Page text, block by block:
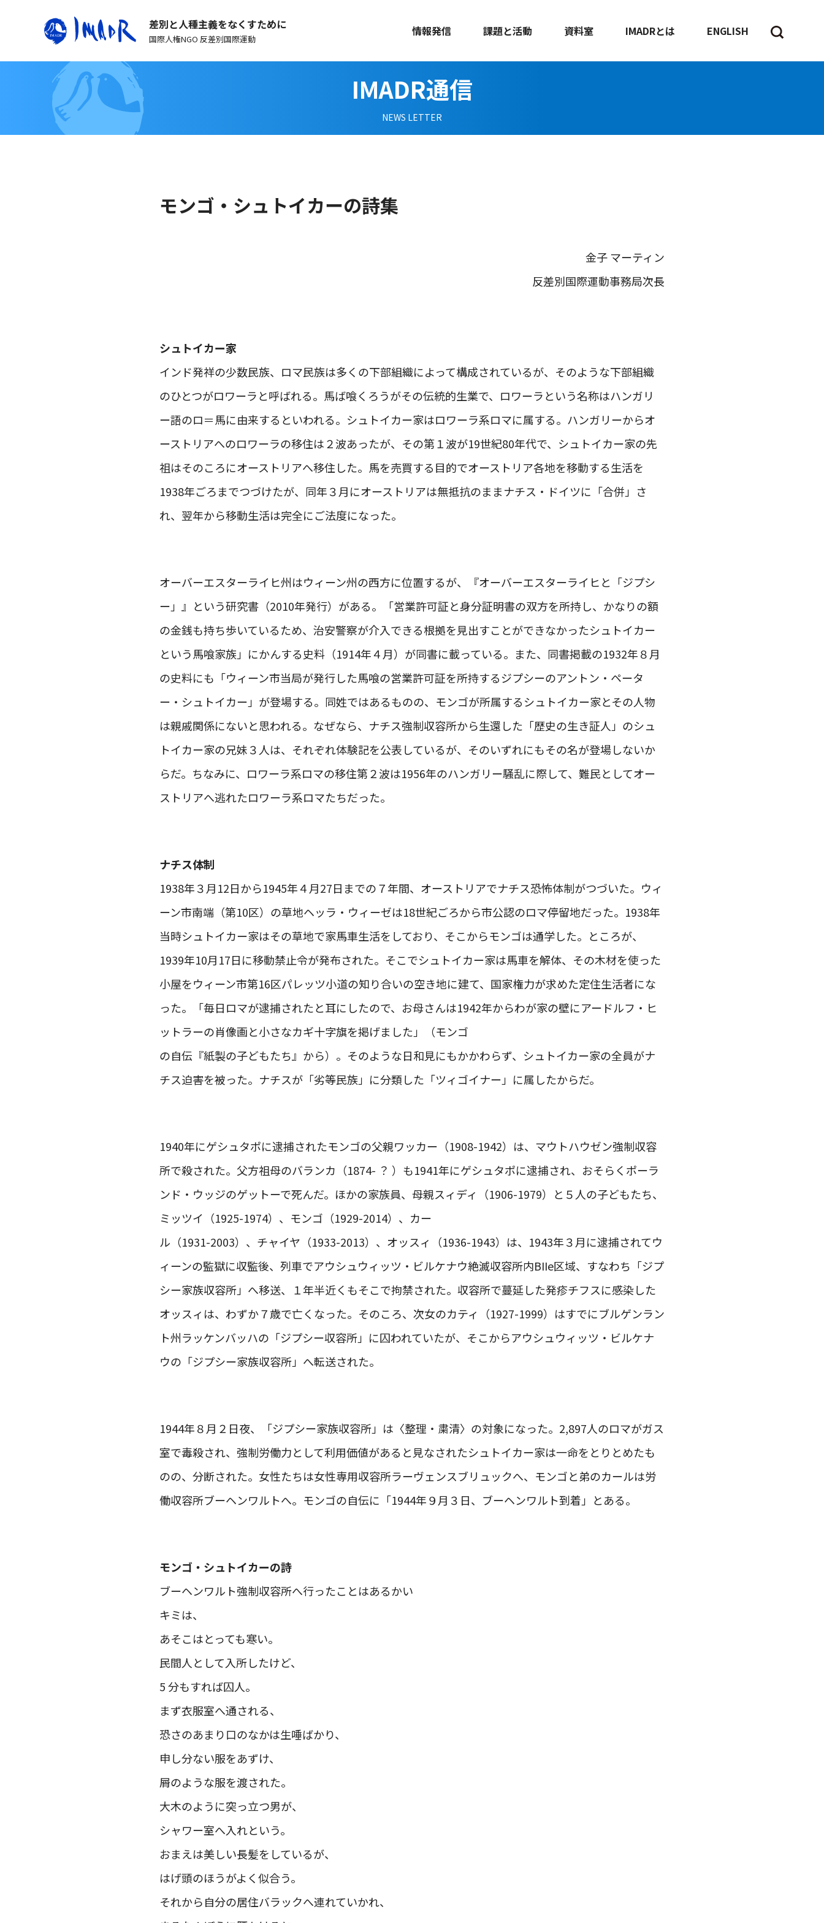
差別と人種主義をなくすために
国際人権NGO 反差別国際運動
情報発信 課題と活動 資料室 IMADRとは ENGLISH
IMADR通信
NEWS LETTER
モンゴ・シュトイカーの詩集
金子 マーティン
反差別国際運動事務局次長
シュトイカー家
インド発祥の少数民族、ロマ民族は多くの下部組織によって構成されているが、そのような下部組織
のひとつがロワーラと呼ばれる。馬ば喰くろうがその伝統的生業で、ロワーラという名称はハンガリ
ー語のロ＝馬に由来するといわれる。シュトイカー家はロワーラ系ロマに属する。ハンガリーからオ
ーストリアへのロワーラの移住は２波あったが、その第１波が19世紀80年代で、シュトイカー家の先
祖はそのころにオーストリアへ移住した。馬を売買する目的でオーストリア各地を移動する生活を
1938年ごろまでつづけたが、同年３月にオーストリアは無抵抗のままナチス・ドイツに「合併」さ
れ、翌年から移動生活は完全にご法度になった。
オーバーエスターライヒ州はウィーン州の西方に位置するが、『オーバーエスターライヒと「ジプシ
ー」』という研究書（2010年発行）がある。「営業許可証と身分証明書の双方を所持し、かなりの額
の金銭も持ち歩いているため、治安警察が介入できる根拠を見出すことができなかったシュトイカー
という馬喰家族」にかんする史料（1914年４月）が同書に載っている。また、同書掲載の1932年８月
の史料にも「ウィーン市当局が発行した馬喰の営業許可証を所持するジプシーのアントン・ペータ
ー・シュトイカー」が登場する。同姓ではあるものの、モンゴが所属するシュトイカー家とその人物
は親戚関係にないと思われる。なぜなら、ナチス強制収容所から生還した「歴史の生き証人」のシュ
トイカー家の兄妹３人は、それぞれ体験記を公表しているが、そのいずれにもその名が登場しないか
らだ。ちなみに、ロワーラ系ロマの移住第２波は1956年のハンガリー騒乱に際して、難民としてオー
ストリアへ逃れたロワーラ系ロマたちだった。
ナチス体制
1938年３月12日から1945年４月27日までの７年間、オーストリアでナチス恐怖体制がつづいた。ウィ
ーン市南端（第10区）の草地ヘッラ・ウィーゼは18世紀ごろから市公認のロマ停留地だった。1938年
当時シュトイカー家はその草地で家馬車生活をしており、そこからモンゴは通学した。ところが、
1939年10月17日に移動禁止令が発布された。そこでシュトイカー家は馬車を解体、その木材を使った
小屋をウィーン市第16区パレッツ小道の知り合いの空き地に建て、国家権力が求めた定住生活者にな
った。「毎日ロマが逮捕されたと耳にしたので、お母さんは1942年からわが家の壁にアードルフ・ヒ
ットラーの肖像画と小さなカギ十字旗を掲げました」（モンゴ
の自伝『紙製の子どもたち』から）。そのような日和見にもかかわらず、シュトイカー家の全員がナ
チス迫害を被った。ナチスが「劣等民族」に分類した「ツィゴイナー」に属したからだ。
1940年にゲシュタポに逮捕されたモンゴの父親ワッカー（1908-1942）は、マウトハウゼン強制収容
所で殺された。父方祖母のバランカ（1874- ？ ）も1941年にゲシュタポに逮捕され、おそらくポーラ
ンド・ウッジのゲットーで死んだ。ほかの家族員、母親スィディ（1906-1979）と５人の子どもたち、
ミッツイ（1925-1974）、モンゴ（1929-2014）、カー
ル（1931-2003）、チャイヤ（1933-2013）、オッスィ（1936-1943）は、1943年３月に逮捕されてウ
ィーンの監獄に収監後、列車でアウシュウィッツ・ビルケナウ絶滅収容所内BIIe区域、すなわち「ジプ
シー家族収容所」へ移送、１年半近くもそこで拘禁された。収容所で蔓延した発疹チフスに感染した
オッスィは、わずか７歳で亡くなった。そのころ、次女のカティ（1927-1999）はすでにブルゲンラン
ト州ラッケンバッハの「ジプシー収容所」に囚われていたが、そこからアウシュウィッツ・ビルケナ
ウの「ジプシー家族収容所」へ転送された。
1944年８月２日夜、「ジプシー家族収容所」は〈整理・粛清〉の対象になった。2,897人のロマがガス
室で毒殺され、強制労働力として利用価値があると見なされたシュトイカー家は一命をとりとめたも
のの、分断された。女性たちは女性専用収容所ラーヴェンスブリュックへ、モンゴと弟のカールは労
働収容所ブーヘンワルトへ。モンゴの自伝に「1944年９月３日、ブーヘンワルト到着」とある。
モンゴ・シュトイカーの詩
ブーヘンワルト強制収容所へ行ったことはあるかい
キミは、
あそこはとっても寒い。
民間人として入所したけど、
5 分もすれば囚人。
まず衣服室へ通される、
恐さのあまり口のなかは生唾ばかり、
申し分ない服をあずけ、
屑のような服を渡された。
大木のように突っ立つ男が、
シャワー室へ入れという。
おまえは美しい長髪をしているが、
はげ頭のほうがよく似合う。
それから自分の居住バラックへ連れていかれ、